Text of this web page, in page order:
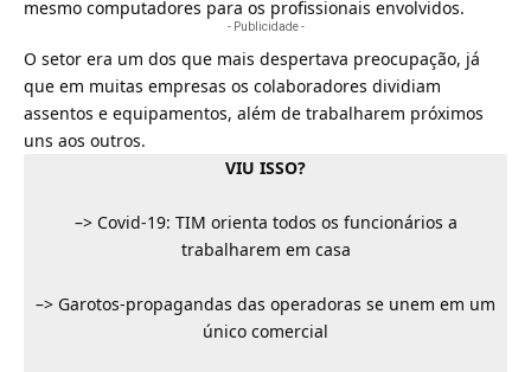
mesmo computadores para os profissionais envolvidos.
- Publicidade -
O setor era um dos que mais despertava preocupação, já
que em muitas empresas os colaboradores dividiam
assentos e equipamentos, além de trabalharem próximos
uns aos outros.
VIU ISSO?
–> Covid-19: TIM orienta todos os funcionários a
trabalharem em casa
–> Garotos-propagandas das operadoras se unem em um
único comercial